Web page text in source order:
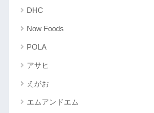
DHC
Now Foods
POLA
アサヒ
えがお
エムアンドエム